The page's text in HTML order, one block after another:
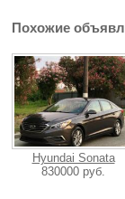
Похожие
Hyundai Sonata
830000 руб.